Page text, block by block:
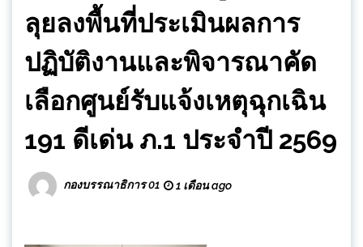
ลุยลงพื้นที่ประเมินผลการ
ปฏิบัติงานและพิจารณาคัด
เลือกศูนย์รับแจ้งเหตุฉุกเฉิน
191 ดีเด่น ภ.1 ประจำปี 2569
กองบรรณาธิการ 01 1 เดือน ago